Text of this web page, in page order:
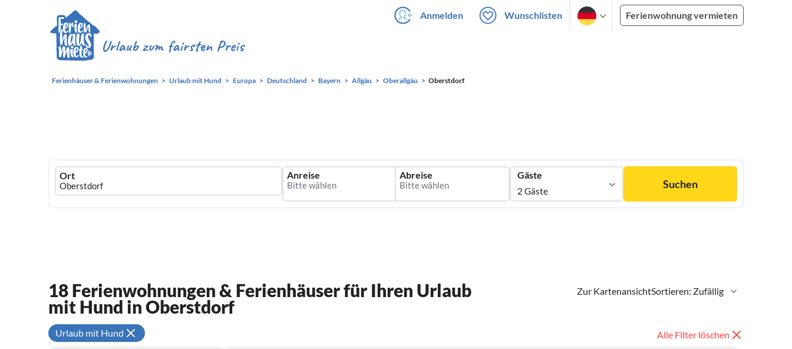
Anmelden Wunschlisten Ferienwohnung vermieten
Ferienhäuser & Ferienwohnungen Urlaub mit Hund Europa Deutschland Bayern Allgäu Oberallgäu Oberstdorf
Ferienhausmiete
logo
Ort Anreise Abreise Gäste
2 Gäste
Suchen
Zur KartenansichtSortieren: Zufällig
18 Ferienwohnungen & Ferienhäuser für Ihren Urlaub
mit Hund in Oberstdorf
Urlaub mit Hund Alle Filter löschen